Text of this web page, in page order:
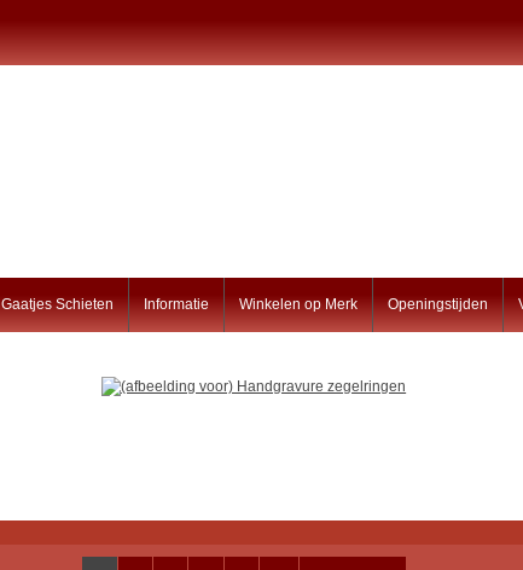
Gaatjes Schieten Informatie Winkelen op Merk Openingstijden